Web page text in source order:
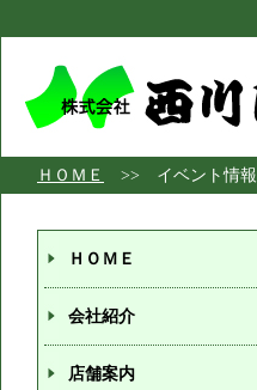
ＨＯＭＥ >> イベント情報
ＨＯＭＥ
会社紹介
店舗案内